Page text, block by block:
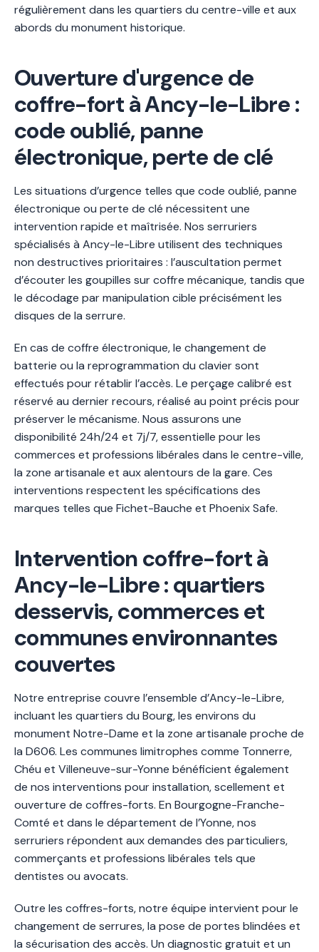
régulièrement dans les quartiers du centre-ville et aux
abords du monument historique.
Ouverture d'urgence de
coffre-fort à Ancy-le-Libre :
code oublié, panne
électronique, perte de clé
Les situations d’urgence telles que code oublié, panne
électronique ou perte de clé nécessitent une
intervention rapide et maîtrisée. Nos serruriers
spécialisés à Ancy-le-Libre utilisent des techniques
non destructives prioritaires : l’auscultation permet
d’écouter les goupilles sur coffre mécanique, tandis que
le décodage par manipulation cible précisément les
disques de la serrure.
En cas de coffre électronique, le changement de
batterie ou la reprogrammation du clavier sont
effectués pour rétablir l’accès. Le perçage calibré est
réservé au dernier recours, réalisé au point précis pour
préserver le mécanisme. Nous assurons une
disponibilité 24h/24 et 7j/7, essentielle pour les
commerces et professions libérales dans le centre-ville,
la zone artisanale et aux alentours de la gare. Ces
interventions respectent les spécifications des
marques telles que Fichet-Bauche et Phoenix Safe.
Intervention coffre-fort à
Ancy-le-Libre : quartiers
desservis, commerces et
communes environnantes
couvertes
Notre entreprise couvre l’ensemble d’Ancy-le-Libre,
incluant les quartiers du Bourg, les environs du
monument Notre-Dame et la zone artisanale proche de
la D606. Les communes limitrophes comme Tonnerre,
Chéu et Villeneuve-sur-Yonne bénéficient également
de nos interventions pour installation, scellement et
ouverture de coffres-forts. En Bourgogne-Franche-
Comté et dans le département de l’Yonne, nos
serruriers répondent aux demandes des particuliers,
commerçants et professions libérales tels que
dentistes ou avocats.
Outre les coffres-forts, notre équipe intervient pour le
changement de serrures, la pose de portes blindées et
la sécurisation des accès. Un diagnostic gratuit et un